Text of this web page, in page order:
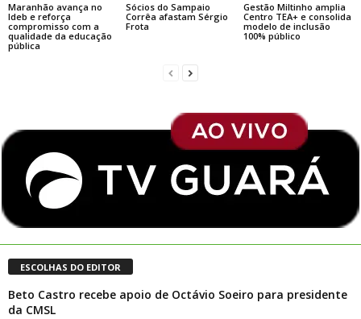
Maranhão avança no
Ideb e reforça
compromisso com a
qualidade da educação
pública
Sócios do Sampaio
Corrêa afastam Sérgio
Frota
Gestão Miltinho amplia
Centro TEA+ e consolida
modelo de inclusão
100% público
ESCOLHAS DO EDITOR
Beto Castro recebe apoio de Octávio Soeiro para presidente
da CMSL